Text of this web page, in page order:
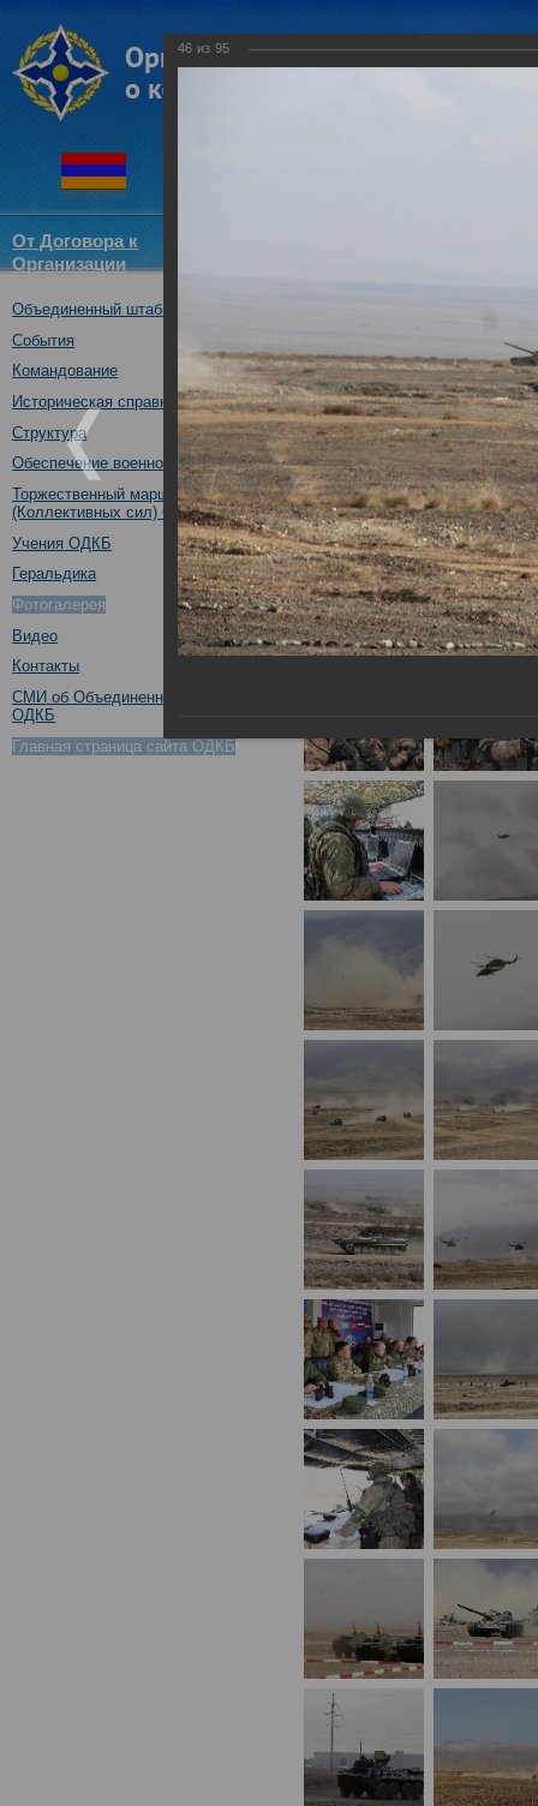
От Договора к
Организации
Объединенный штаб ОДКБ
События
Командование
Историческая справка
Структура
Обеспечение военной безопасности
Торжественный марш Войск
(Коллективных сил) ОДКБ
Учения ОДКБ
Геральдика
Фотогалерея
Видео
Контакты
СМИ об Объединенном штабе
ОДКБ
Главная страница сайта ОДКБ
13.10.2018
46 из 95